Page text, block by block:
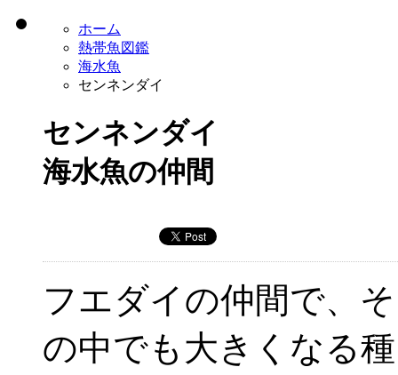
ホーム
熱帯魚図鑑
海水魚
センネンダイ
センネンダイ
海水魚の仲間
フエダイの仲間で、そ
の中でも大きくなる種